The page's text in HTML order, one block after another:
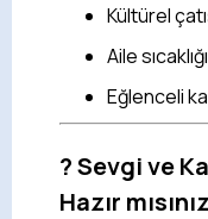
Kültürel
Aile sıcaklığı
Eğlenceli
?Sevgi ve
Hazır